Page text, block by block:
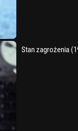
Stan zagrożenia